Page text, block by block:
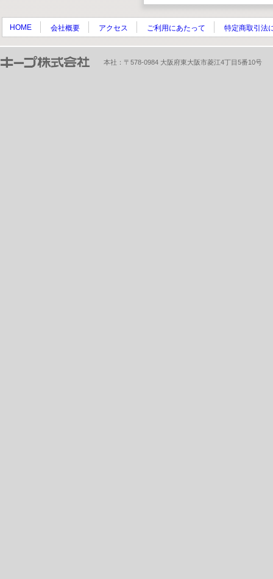
HOME 会社概要 アクセス ご利用にあたって 特定商取引法
本社：〒578-0984 大阪府東大阪市菱江4丁目5番10号